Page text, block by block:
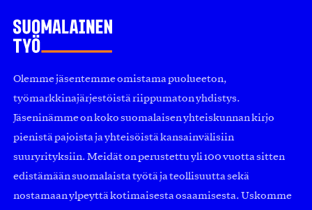
Olemme jäsentemme omistama puolueeton,
työmarkkinajärjestöistä riippumaton yhdistys.
Jäseninämme on koko suomalaisen yhteiskunnan kirjo
pienistä pajoista ja yhteisöistä kansainvälisiin
suuryrityksiin. Meidät on perustettu yli 100 vuotta sitten
edistämään suomalaista työtä ja teollisuutta sekä
nostamaan ylpeyttä kotimaisesta osaamisesta. Uskomme